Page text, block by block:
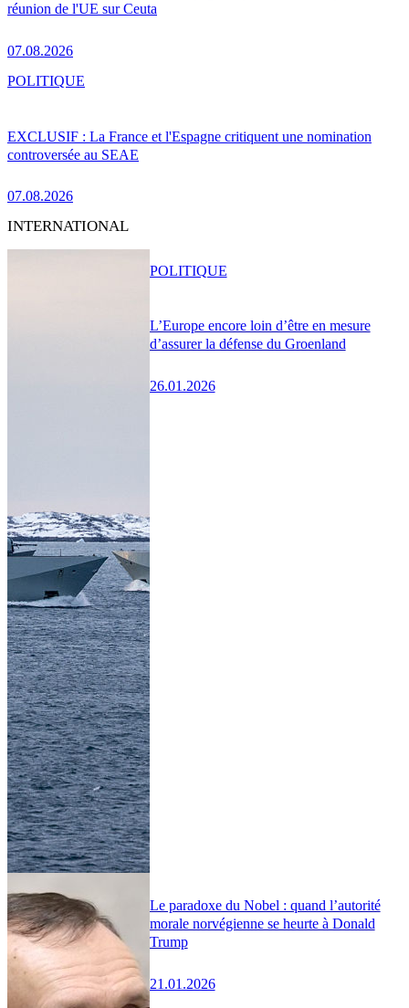
réunion de l'UE sur Ceuta
07.08.2026
EXCLUSIF : La France et l'Espagne critiquent une nomination
controversée au SEAE
07.08.2026
POLITIQUE
INTERNATIONAL
L’Europe encore loin d’être en mesure
d’assurer la défense du Groenland
26.01.2026
POLITIQUE
Le paradoxe du Nobel : quand l’autorité
morale norvégienne se heurte à Donald
Trump
21.01.2026